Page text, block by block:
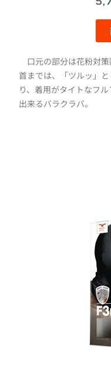
口元の部分は花粉対
首までは、「ツルッ」
り、着用がタイトなフ
出来るバラクラバ。